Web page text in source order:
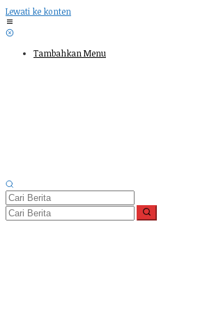
Lewati ke konten
Tambahkan Menu